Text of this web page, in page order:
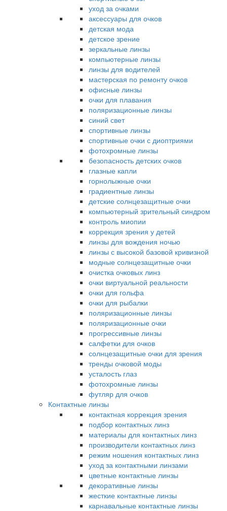
уход за очками
аксессуары для очков
детская мода
детское зрение
зеркальные линзы
компьютерные линзы
линзы для водителей
мастерская по ремонту очков
офисные линзы
очки для плавания
поляризационные линзы
синий свет
спортивные линзы
спортивные очки с диоптриями
фотохромные линзы
безопасность детских очков
глазные капли
горнолыжные очки
градиентные линзы
детские солнцезащитные очки
компьютерный зрительный синдром
контроль миопии
коррекция зрения у детей
линзы для вождения ночью
линзы с высокой базовой кривизной
модные солнцезащитные очки
очистка очковых линз
очки виртуальной реальности
очки для гольфа
очки для рыбалки
поляризационные линзы
поляризационные очки
прогрессивные линзы
салфетки для очков
солнцезащитные очки для зрения
тренды очковой моды
усталость глаз
фотохромные линзы
футляр для очков
Контактные линзы
контактная коррекция зрения
подбор контактных линз
материалы для контактных линз
производители контактных линз
режим ношения контактных линз
уход за контактными линзами
цветные контактные линзы
декоративные линзы
жесткие контактные линзы
карнавальные контактные линзы